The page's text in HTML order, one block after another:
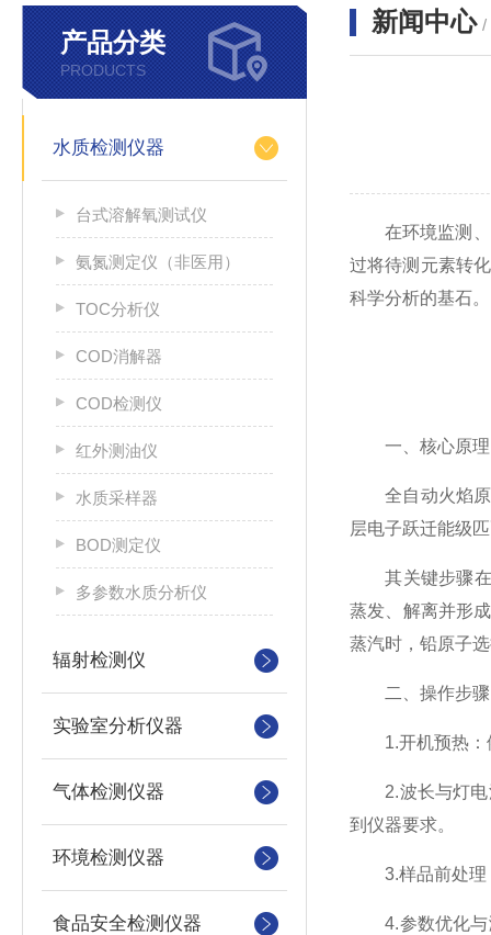
产品分类
PRODUCTS
水质检测仪器
台式溶解氧测试仪
氨氮测定仪（非医用）
TOC分析仪
COD消解器
COD检测仪
红外测油仪
水质采样器
BOD测定仪
多参数水质分析仪
辐射检测仪
实验室分析仪器
气体检测仪器
环境检测仪器
食品安全检测仪器
新闻中心 /
在环境监测、
过将待测元素转
科学分析的基石。
一、核心原理
全自动火焰原
层电子跃迁能级
其关键步骤在
蒸发、解离并形
蒸汽时，铅原子
二、操作步骤
1.开机预热：依
2.波长与灯电流
到仪器要求。
3.样品前处理：
4.参数优化与测